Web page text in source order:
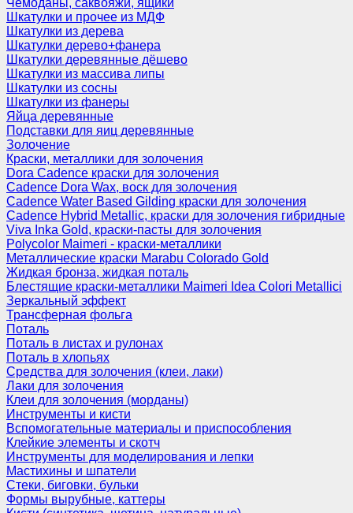
Чемоданы, саквояжи, ящики
Шкатулки и прочее из МДФ
Шкатулки из дерева
Шкатулки дерево+фанера
Шкатулки деревянные дёшево
Шкатулки из массива липы
Шкатулки из сосны
Шкатулки из фанеры
Яйца деревянные
Подставки для яиц деревянные
Золочение
Краски, металлики для золочения
Dora Cadence краски для золочения
Cadence Dora Wax, воск для золочения
Cadence Water Based Gilding краски для золочения
Cadence Hybrid Metallic, краски для золочения гибридные
Viva Inka Gold, краски-пасты для золочения
Polycolor Maimeri - краски-металлики
Металлические краски Marabu Colorado Gold
Жидкая бронза, жидкая поталь
Блестящие краски-металлики Maimeri Idea Colori Metallici
Зеркальный эффект
Трансферная фольга
Поталь
Поталь в листах и рулонах
Поталь в хлопьях
Средства для золочения (клеи, лаки)
Лаки для золочения
Клеи для золочения (морданы)
Инструменты и кисти
Вспомогательные материалы и приспособления
Клейкие элементы и скотч
Инструменты для моделирования и лепки
Мастихины и шпатели
Стеки, биговки, бульки
Формы вырубные, каттеры